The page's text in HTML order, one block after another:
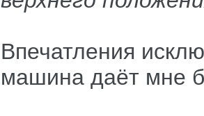
Впечатления
машина даёт мне